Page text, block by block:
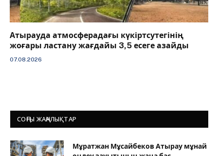
Атырауда атмосферадағы күкіртсутегінің
жоғары ластану жағдайы 3,5 есеге азайды
07.08.2026
СОҢҒЫ ЖАҢАЛЫҚТАР
Мұратжан Мұсайбеков Атырау мұнай